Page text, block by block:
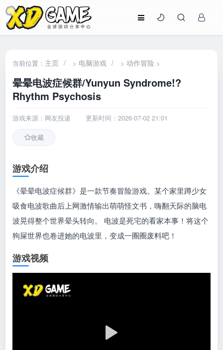
当前位置： 主页 / > 电脑游戏 / >动作冒险 >
晕晕电波症候群/Yunyun Syndrome!?
Rhythm Psychosis
游戏来源：网友投递 更新时间：2026-07-02 21:01
收藏
游戏介绍
《晕晕电波症候群》是一款节奏冒险游戏。某个家里蹲少女
吸食电波歌曲后上网激情输出萌萌怪文书，嗨翻天际的脑电
波晃得整个世界晕头转向。 电波是死宅的看家本事！将这个
狗屎世界也卷进她的电波里，变成一圈圈废料吧！
游戏视频